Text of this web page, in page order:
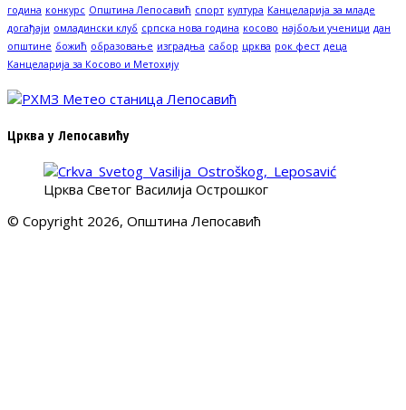
година конкурс Општина Лепосавић спорт култура Канцеларија за младе
догађаји омладински клуб српска нова година косово најбољи ученици дан
општине божић образовање изградња сабор црква рок фест деца
Канцеларија за Косово и Метохију
Црква у Лепосавићу
Црква Светог Василија Острошког
© Copyright 2026, Општина Лепосавић